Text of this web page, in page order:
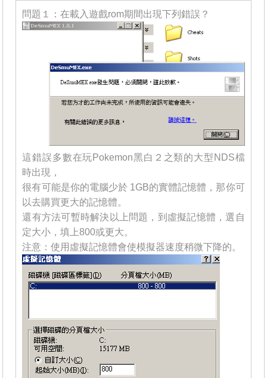
問題１：在載入遊戲rom期間出現下列錯誤？
這錯誤多數在玩Pokemon黑白２之類的大型NDS檔
時出現，
很有可能是你的電腦少於 1GB的實體記憶體，那你可
以去購買更大的記憶體。
還有方法可暫時解決以上問題，到虛擬記憶體，選自
定大小，填上800或更大。
注意：使用虛擬記憶體會使模擬器速度稍微下降的。